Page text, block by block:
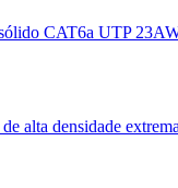
CAT6a UTP
de alta densidade